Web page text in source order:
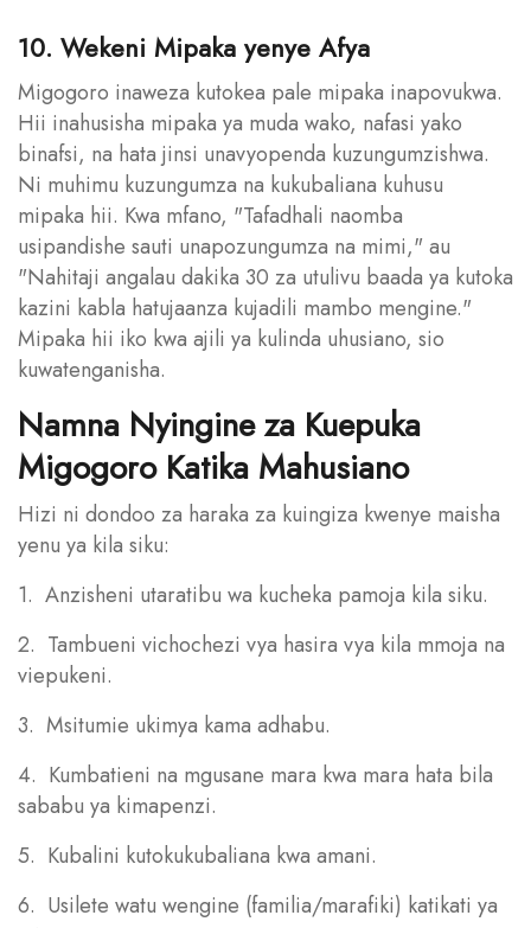
10. Wekeni Mipaka yenye Afya
Migogoro inaweza kutokea pale mipaka inapovukwa.
Hii inahusisha mipaka ya muda wako, nafasi yako
binafsi, na hata jinsi unavyopenda kuzungumzishwa.
Ni muhimu kuzungumza na kukubaliana kuhusu
mipaka hii. Kwa mfano, "Tafadhali naomba
usipandishe sauti unapozungumza na mimi," au
"Nahitaji angalau dakika 30 za utulivu baada ya kutoka
kazini kabla hatujaanza kujadili mambo mengine."
Mipaka hii iko kwa ajili ya kulinda uhusiano, sio
kuwatenganisha.
Namna Nyingine za Kuepuka
Migogoro Katika Mahusiano
Hizi ni dondoo za haraka za kuingiza kwenye maisha
yenu ya kila siku:
1. Anzisheni utaratibu wa kucheka pamoja kila siku.
2. Tambueni vichochezi vya hasira vya kila mmoja na
viepukeni.
3. Msitumie ukimya kama adhabu.
4. Kumbatieni na mgusane mara kwa mara hata bila
sababu ya kimapenzi.
5. Kubalini kutokukubaliana kwa amani.
6. Usilete watu wengine (familia/marafiki) katikati ya